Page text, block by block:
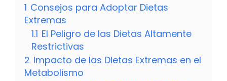
1 Consejos para Adoptar Dietas
Extremas
1.1 El Peligro de las Dietas Altamente
Restrictivas
2 Impacto de las Dietas Extremas en el
Metabolismo